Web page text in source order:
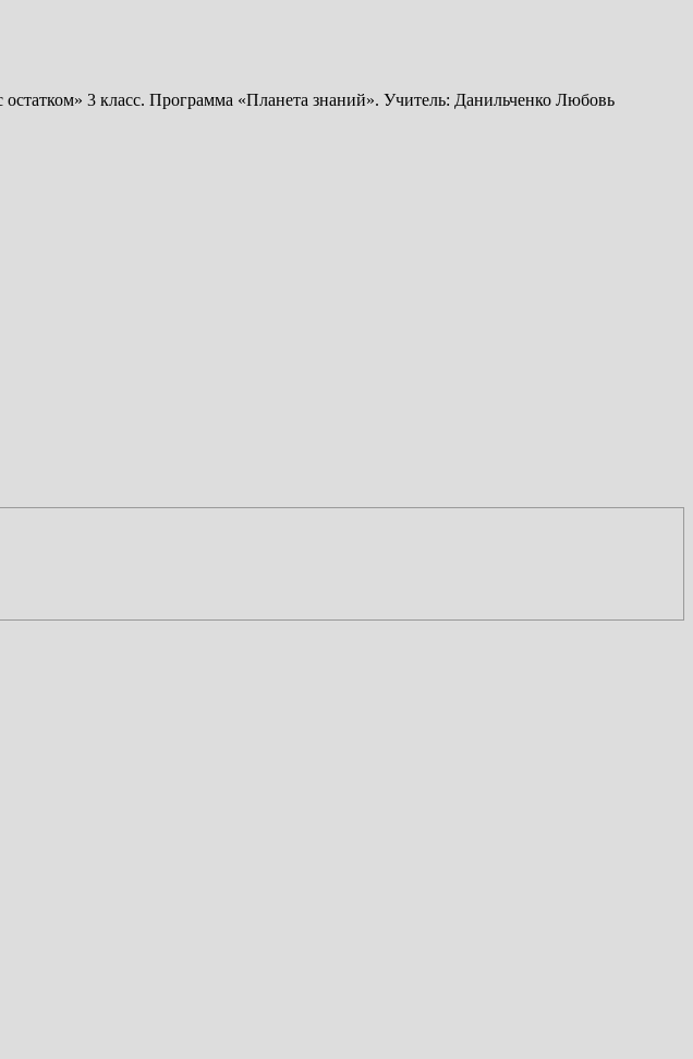
3 класс. Программа «Планета знаний». Учитель: Данильченко Любовь